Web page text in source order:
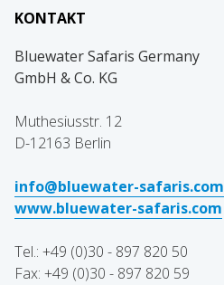
KONTAKT
Bluewater Safaris Germany
GmbH & Co. KG
Muthesiusstr. 12
D-12163 Berlin
info@bluewater-safaris.com
www.bluewater-safaris.com
Tel.: +49 (0)30 - 897 820 50
Fax: +49 (0)30 - 897 820 59